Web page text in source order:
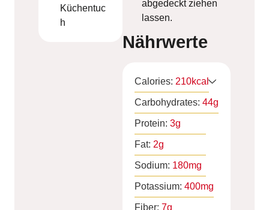
Küchentuc
h
abgedeckt ziehen
lassen.
Nährwerte
Calories: 210kcal
Carbohydrates: 44g
Protein: 3g
Fat: 2g
Sodium: 180mg
Potassium: 400mg
Fiber: 7g